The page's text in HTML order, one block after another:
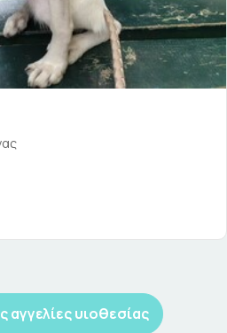
αγγελίες υιοθεσίας